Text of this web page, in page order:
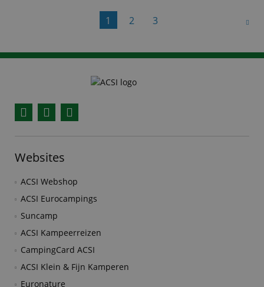
verantwoordelijk voor de
1 2 3
Websites
ACSI Webshop
ACSI Eurocampings
Suncamp
ACSI Kampeerreizen
CampingCard ACSI
ACSI Klein & Fijn Kamperen
Euronature